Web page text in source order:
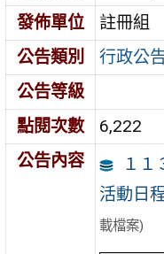
發佈單位
註冊組
公告類別
行政公
公告等級
點閱次數
6,222
公告內容
１１
活動日
載檔案)